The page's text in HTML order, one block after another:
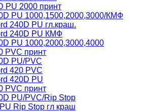
PU 2000 принт
PU 1000,1500,2000,3000/КМФ
240D PU гл.краш.
240D PU КМФ
PU 1000,2000,3000,4000
PVC принт
PU/PVC
420 PVC
420D PU
PVC принт
PU/PVC/Rip Stop
Rip Stop гл краш